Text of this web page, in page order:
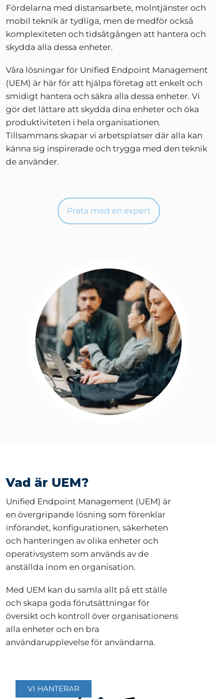
Fördelarna med distansarbete, molntjänster och
mobil teknik är tydliga, men de medför också
komplexiteten och tidsåtgången att hantera och
skydda alla dessa enheter.
Våra lösningar för Unified Endpoint Management
(UEM) är här för att hjälpa företag att enkelt och
smidigt hantera och säkra alla dessa enheter. Vi
gör det lättare att skydda dina enheter och öka
produktiviteten i hela organisationen.
Tillsammans skapar vi arbetsplatser där alla kan
känna sig inspirerade och trygga med den teknik
de använder.
Prata med en expert
Vad är UEM?
Unified Endpoint Management (UEM) är
en övergripande lösning som förenklar
införandet, konfigurationen, säkerheten
och hanteringen av olika enheter och
operativsystem som används av de
anställda inom en organisation.
Med UEM kan du samla allt på ett ställe
och skapa goda förutsättningar för
översikt och kontroll över organisationens
alla enheter och en bra
användarupplevelse för användarna.
VI HANTERAR